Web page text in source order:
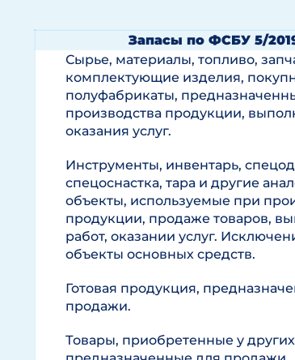
Запасы по ФСБУ 5/
Сырье, материалы, топливо,
комплектующие изделия,
полуфабрикаты,
производства продукции,
оказания услуг.
Инструменты, инвентарь,
спецоснастка, тара и другие
объекты, используемые при
продукции, продаже товаров,
работ, оказании услуг.
объекты основных средств.
Готовая продукция,
продажи.
Товары, приобретенные у